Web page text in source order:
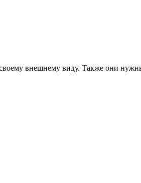
внешнему виду. Также они